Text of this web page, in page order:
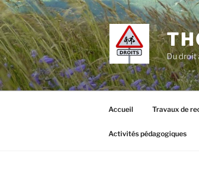
Aller
au
contenu
principal
Du droit
Accueil Travaux de
Activités pédagogiques